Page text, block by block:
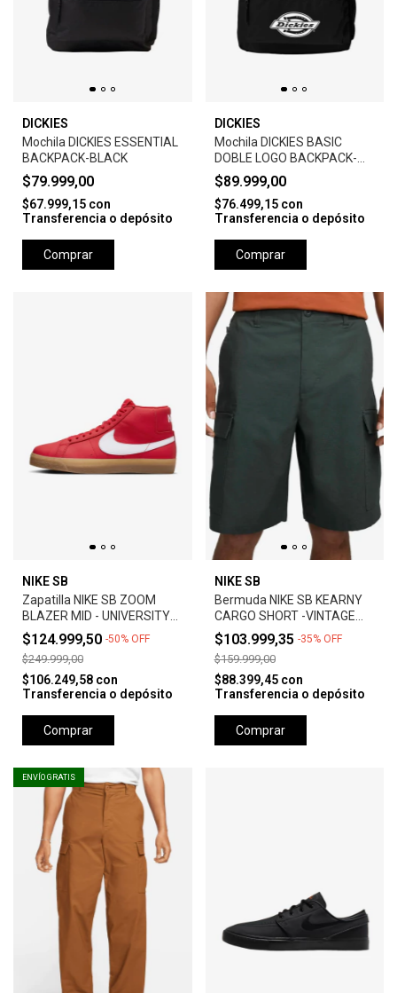
DICKIES
Mochila DICKIES ESSENTIAL
BACKPACK-BLACK
$79.999,00
$67.999,15 con
Transferencia o depósito
Comprar
DICKIES
Mochila DICKIES BASIC
DOBLE LOGO BACKPACK-
BLACK
$89.999,00
$76.499,15 con
Transferencia o depósito
Comprar
NIKE SB
Zapatilla NIKE SB ZOOM
BLAZER MID - UNIVERSITY
RED *Orange Label*
$124.999,50 -50% OFF
$249.999,00
$106.249,58 con
Transferencia o depósito
Comprar
NIKE SB
Bermuda NIKE SB KEARNY
CARGO SHORT -VINTAGE
GREEN
$103.999,35 -35% OFF
$159.999,00
$88.399,45 con
Transferencia o depósito
Comprar
ENVÍO GRATIS